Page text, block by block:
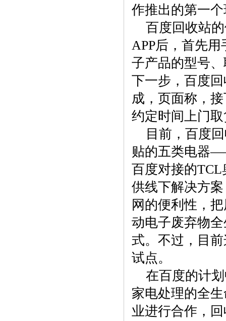
作推出的第一
百度回收站
APP后，首先
子产品的型号
下一步，百度
成，页面称，
约定时间上门
目前，百度
贴的五类电器
百度对接的
供线下解决方
网的便利性，
动电子废弃物
式。不过，目
试点。
在百度的计
家电处理的全
业进行合作，